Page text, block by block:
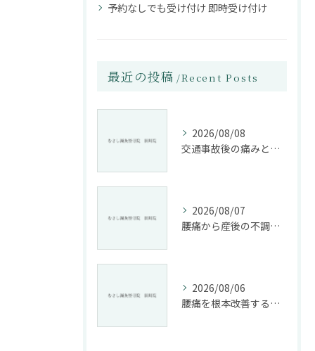
予約なしでも受け付け 即時受け付け
最近の投稿 Recent Posts
2026/08/08
交通事故後の痛みと姿勢改善に特化した整骨院の役割
2026/08/07
腰痛から産後の不調まで整骨院で根本改善する方法
2026/08/06
腰痛を根本改善する整骨院の施術とアドバイスの重要性